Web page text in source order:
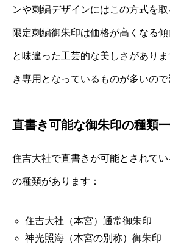
ンや刺繍デザインにはこの方式を取
限定刺繍御朱印は価格が高くなる
と味違った工芸的な美しさがあり
き専用となっているものが多いので
直書き可能な御朱印の種類
住吉大社で直書きが可能とされて
の種類があります：
住吉大社（本宮）通常御朱印
神光照海（本宮の別称）御朱印